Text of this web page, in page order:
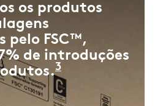
os produtos
pelo FSC™,
de introduções
3